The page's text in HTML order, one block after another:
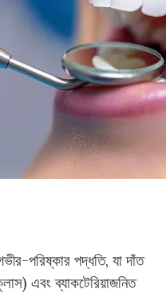
পরিষ্কার পদ্ধতি, যা দাঁত
এবং ব্যাকটেরিয়াজনিত